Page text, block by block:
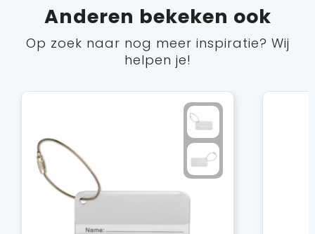
Anderen bekeken ook
Op zoek naar nog meer inspiratie? Wij
helpen je!